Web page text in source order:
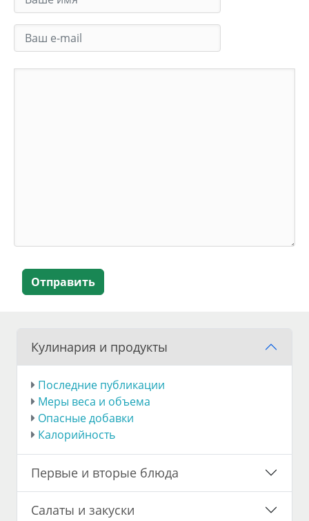
Отправить
Кулинария и продукты
Последние публикации
Меры веса и объема
Опасные добавки
Калорийность
Первые и вторые блюда
Салаты и закуски